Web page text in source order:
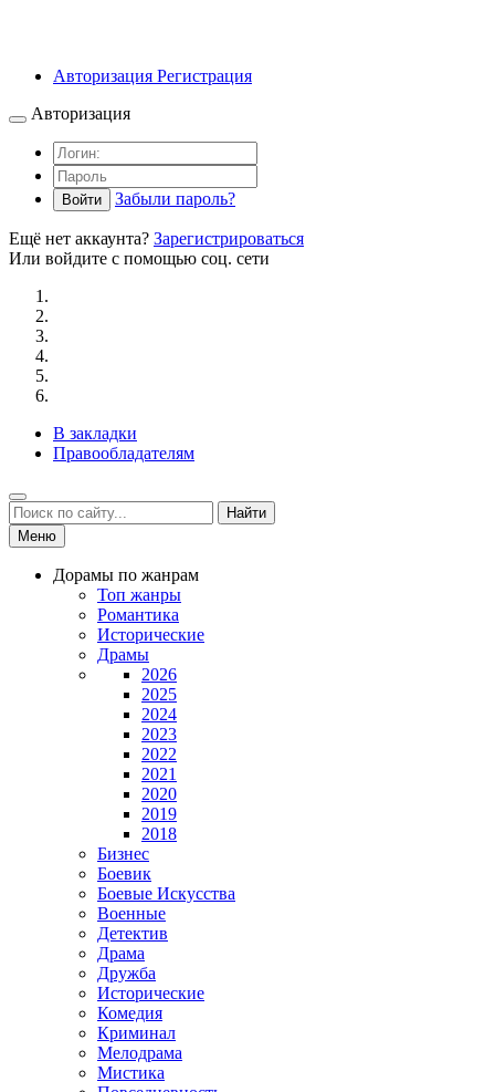
Авторизация Регистрация
Авторизация
Войти Забыли пароль?
Ещё нет аккаунта? Зарегистрироваться
Или войдите с помощью соц. сети
В закладки
Правообладателям
Найти
Меню
Дорамы по жанрам
Топ жанры
Романтика
Исторические
Драмы
2026
2025
2024
2023
2022
2021
2020
2019
2018
Бизнес
Боевик
Боевые Искусства
Военные
Детектив
Драма
Дружба
Исторические
Комедия
Криминал
Мелодрама
Мистика